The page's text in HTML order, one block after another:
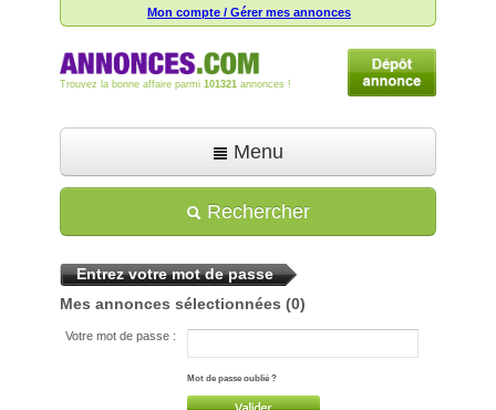
Mon compte / Gérer mes annonces
Trouvez la bonne affaire parmi 101321 annonces !
Menu
Déposer une annonce
Toutes les annonces
Aide
Rechercher
Entrez votre mot de passe
Mes annonces sélectionnées (0)
Votre mot de passe :
Mot de passe oublié ?